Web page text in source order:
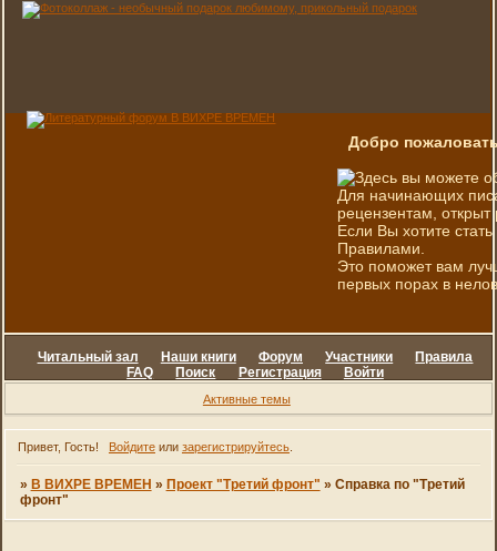
Добро
Здесь вы можете
Для начинающих
рецензентам, открыт
Если Вы хотите
Правилами.
Это поможет вам
первых порах в
Читальный зал Наши книги Форум Участники
Правила
FAQ
Поиск Регистрация Войти
Активные темы
Привет, Гость! Войдитеили зарегистрируйтесь.
» В ВИХРЕ ВРЕМЕН » Проект "Третий фронт" » Справка по "Третий
фронт"